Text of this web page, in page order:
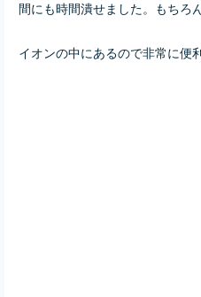
間にも時間潰せました。もちろ
イオンの中にあるので非常に便